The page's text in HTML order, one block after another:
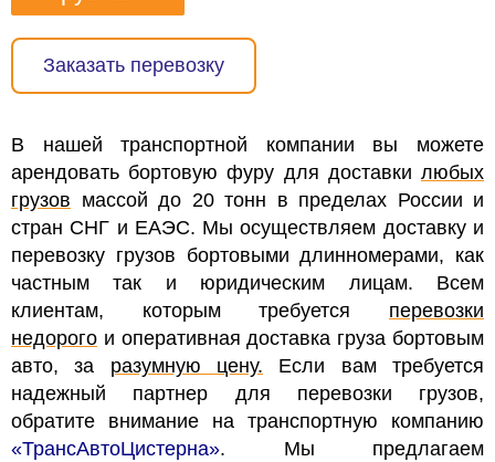
Заказать перевозку
В нашей транспортной компании вы можете
арендовать бортовую фуру для доставки любых
грузов массой до 20 тонн в пределах России и
стран СНГ и ЕАЭС. Мы осуществляем доставку и
перевозку грузов бортовыми длинномерами, как
частным так и юридическим лицам. Всем
клиентам, которым требуется перевозки
недорого и оперативная доставка груза бортовым
авто, за разумную цену. Если вам требуется
надежный партнер для перевозки грузов,
обратите внимание на транспортную компанию
«ТрансАвтоЦистерна». Мы предлагаем